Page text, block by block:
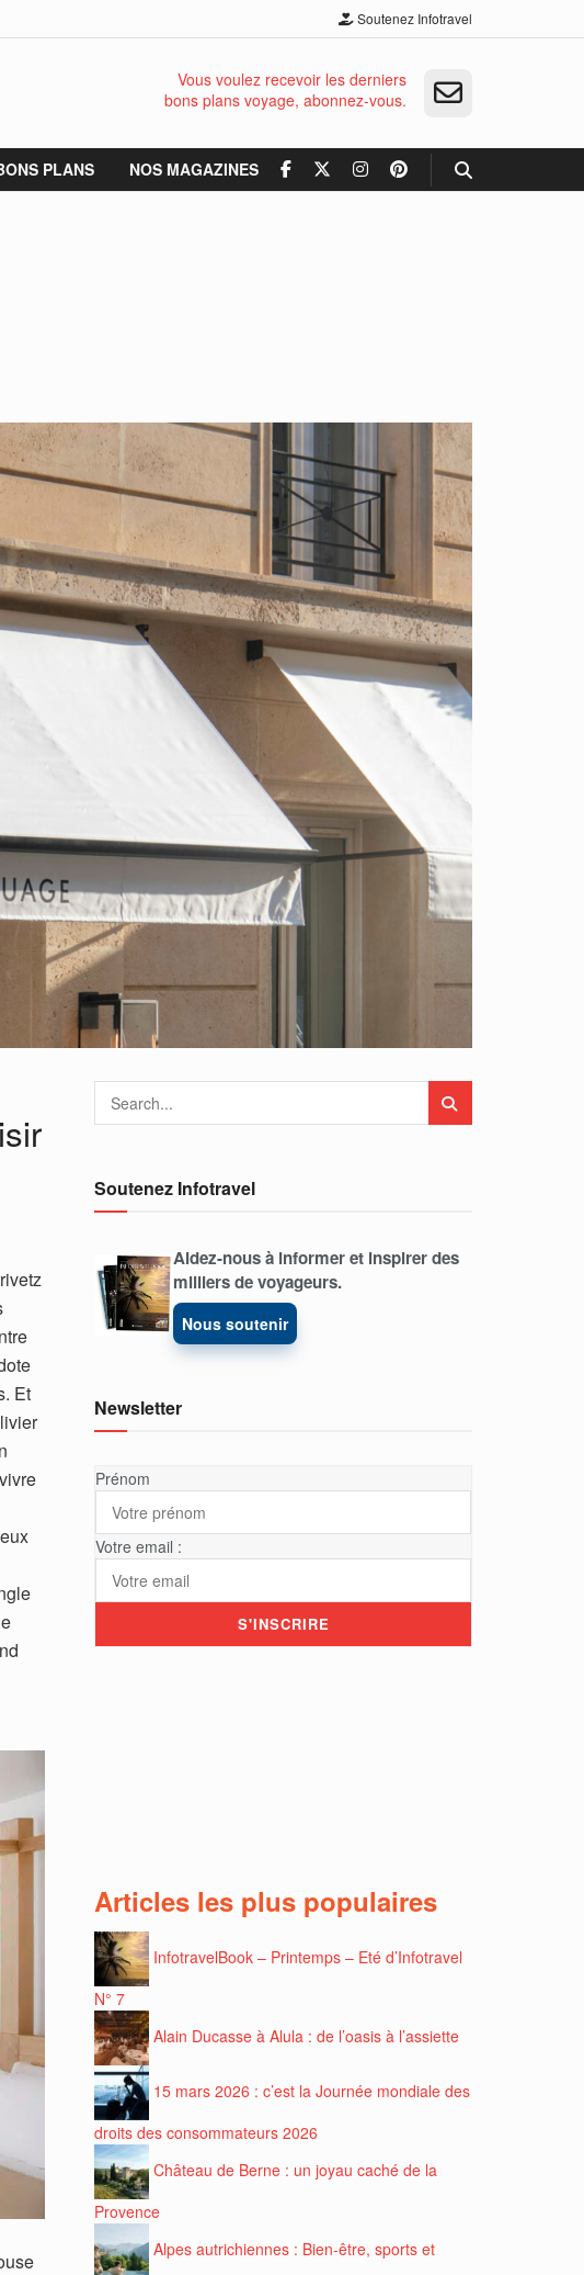
Soutenez Infotravel
Vous voulez recevoir les derniers
bons plans voyage, abonnez-vous.
PLANS NOS MAGAZINES
Et
Soutenez Infotravel
Aidez-nous à informer et inspirer des
milliers de voyageurs.
Nous soutenir
Newsletter
Prénom
Votre email :
Articles les plus populaires
InfotravelBook – Printemps – Eté d’Infotravel
N° 7
Alain Ducasse à Alula : de l’oasis à l’assiette
15 mars 2026 : c’est la Journée mondiale des
droits des consommateurs 2026
Château de Berne : un joyau caché de la
Provence
Alpes autrichiennes : Bien-être, sports et